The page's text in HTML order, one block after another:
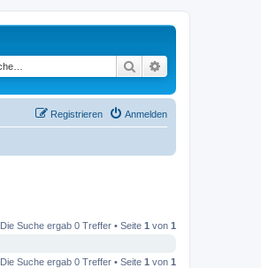
Suche
Anmelden
Registrieren
Die Suche ergab 0 Treffer • Seite 1 von 1
Die Suche ergab 0 Treffer • Seite 1 von 1